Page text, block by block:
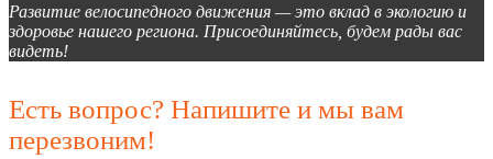
Развитие велосипедного движения — это вклад в экологию и
здоровье нашего региона. Присоединяйтесь, будем рады вас
видеть!
Есть вопрос? Напишите и мы вам
перезвоним!